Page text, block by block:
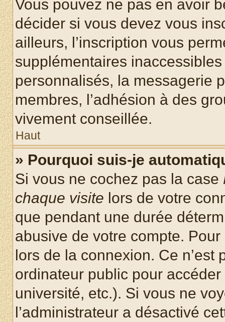
Vous pouvez ne pas en avoir
décider si vous devez vous
ailleurs, l’inscription vous
supplémentaires
personnalisés, la messagerie
membres, l’adhésion à des
vivement conseillée.
Haut
» Pourquoi suis-je
Si vous ne cochez pas la case
chaque visite lors de votre
que pendant une durée
abusive de votre compte.
lors de la connexion. Ce
ordinateur public pour
université, etc.). Si vous ne
l’administrateur a désactivé